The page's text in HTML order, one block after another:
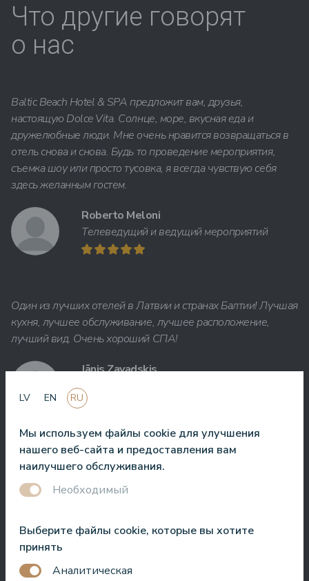
Что другие говорят
о нас
Baltic Beach Hotel & SPA предложит вам, друзья,
настоящую Dolce Vita. Солнце, море, вкусная еда и
дружелюбные люди. Мне очень нравится возвращаться в
отель снова и снова. Будь то проведение мероприятия,
съемка шоу или просто тусовка, я всегда чувствую себя
здесь желанным гостем.
Roberto Meloni
Телеведущий и ведущий мероприятий
Один из лучших отелей в Латвии и странах Балтии! Лучшая
кухня, лучшее обслуживание, лучшее расположение,
лучший вид. Очень хороший СПА!
Jānis Zavadskis
Хороший отель для проведения времени в СПА. Номера
хорошие, расположение рядом с морем. Бармены
дружелюбны и приготовили отличный коктейль.
Aleks Aves
LV EN RU
Мы используем файлы cookie для улучшения
нашего веб-сайта и предоставления вам
наилучшего обслуживания.
Необходимый
Выберите файлы cookie, которые вы хотите
принять
Аналитическая